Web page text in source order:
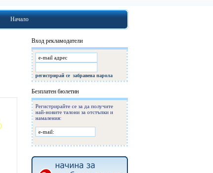
Начало
Вход рекламодатели
регистрирай се забравена парола
Безплатен бюлетин
Регистрирайте се за да получите
най-новите талони за отстъпки и
намаления: